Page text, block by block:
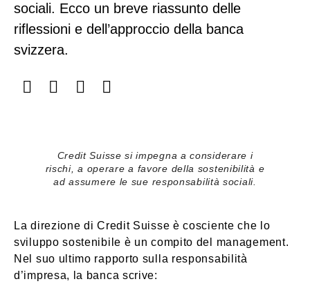
sociali. Ecco un breve riassunto delle
riflessioni e dell’approccio della banca
svizzera.
Credit Suisse si impegna a considerare i
rischi, a operare a favore della sostenibilità e
ad assumere le sue responsabilità sociali.
La direzione di Credit Suisse è cosciente che lo
sviluppo sostenibile è un compito del management.
Nel suo ultimo rapporto sulla responsabilità
d’impresa, la banca scrive: